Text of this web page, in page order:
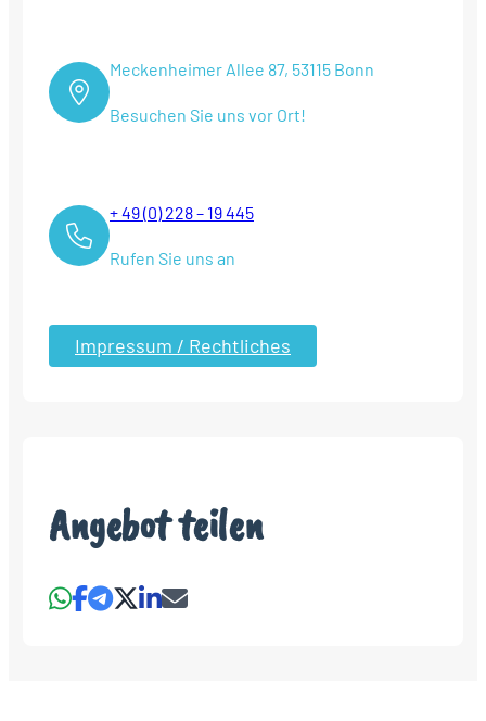
Meckenheimer Allee 87, 53115 Bonn
Besuchen Sie uns vor Ort!
+ 49 (0) 228 – 19 445
Rufen Sie uns an
Impressum / Rechtliches
Angebot teilen